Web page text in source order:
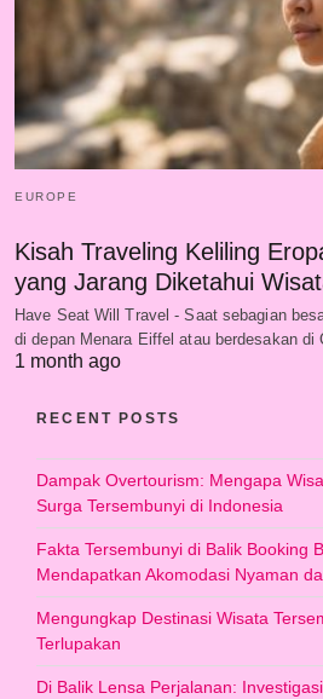
EUROPE
Kisah Traveling Keliling
yang Jarang Diketahui
Have Seat Will Travel - Saat sebagian
di depan Menara Eiffel atau berdesakan
1 month ago
RECENT POSTS
Dampak Overtourism: Mengapa
Surga Tersembunyi di Indonesia
Fakta Tersembunyi di Balik Booking
Mendapatkan Akomodasi Nyaman
Mengungkap Destinasi Wisata
Terlupakan
Di Balik Lensa Perjalanan: